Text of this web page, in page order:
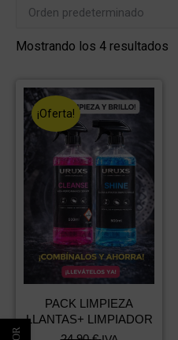
Mostrando los 4 resultados
¡Oferta!
PACK LIMPIEZA
LLANTAS+ LIMPIADOR